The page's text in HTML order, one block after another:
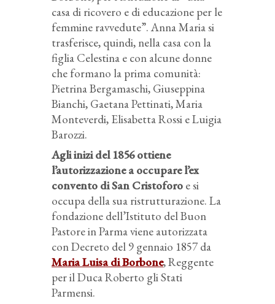
casa di ricovero e di educazione per le
femmine ravvedute”. Anna Maria si
trasferisce, quindi, nella casa con la
figlia Celestina e con alcune donne
che formano la prima comunità:
Pietrina Bergamaschi, Giuseppina
Bianchi, Gaetana Pettinati, Maria
Monteverdi, Elisabetta Rossi e Luigia
Barozzi.
Agli inizi del 1856 ottiene
l’autorizzazione a occupare l’ex
convento di San Cristoforo e si
occupa della sua ristrutturazione. La
fondazione dell’Istituto del Buon
Pastore in Parma viene autorizzata
con Decreto del 9 gennaio 1857 da
Maria Luisa di Borbone, Reggente
per il Duca Roberto gli Stati
Parmensi.